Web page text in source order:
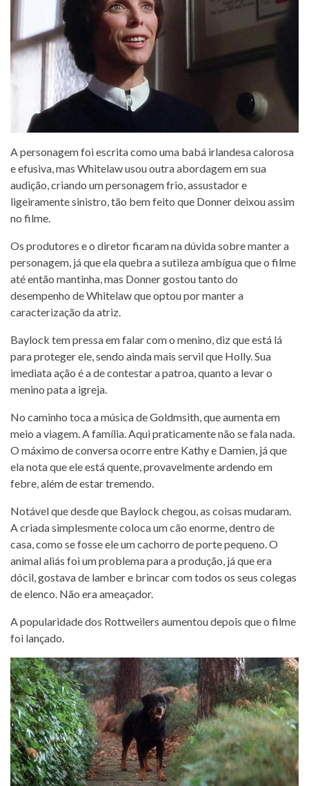
A personagem foi escrita como uma babá irlandesa calorosa
e efusiva, mas Whitelaw usou outra abordagem em sua
audição, criando um personagem frio, assustador e
ligeiramente sinistro, tão bem feito que Donner deixou assim
no filme.
Os produtores e o diretor ficaram na dúvida sobre manter a
personagem, já que ela quebra a sutileza ambígua que o filme
até então mantinha, mas Donner gostou tanto do
desempenho de Whitelaw que optou por manter a
caracterização da atriz.
Baylock tem pressa em falar com o menino, diz que está lá
para proteger ele, sendo ainda mais servil que Holly. Sua
imediata ação é a de contestar a patroa, quanto a levar o
menino pata a igreja.
No caminho toca a música de Goldmsith, que aumenta em
meio a viagem. A família. Aqui praticamente não se fala nada.
O máximo de conversa ocorre entre Kathy e Damien, já que
ela nota que ele está quente, provavelmente ardendo em
febre, além de estar tremendo.
Notável que desde que Baylock chegou, as coisas mudaram.
A criada simplesmente coloca um cão enorme, dentro de
casa, como se fosse ele um cachorro de porte pequeno. O
animal aliás foi um problema para a produção, já que era
dócil, gostava de lamber e brincar com todos os seus colegas
de elenco. Não era ameaçador.
A popularidade dos Rottweilers aumentou depois que o filme
foi lançado.